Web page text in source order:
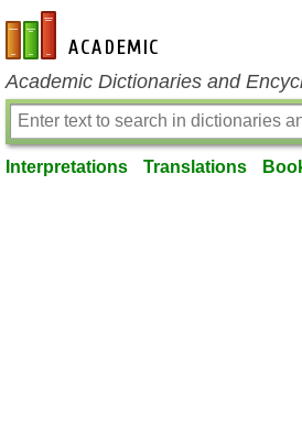
en-academic.com
Academic Dictionaries and
Interpretations Translations